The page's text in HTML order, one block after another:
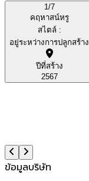
1/7
คฤหาสน์หรู
สไตล์ :
อยู่ระหว่างการปลูกสร้าง
ปีที่สร้าง
2567
ข้อมูลบริษัท